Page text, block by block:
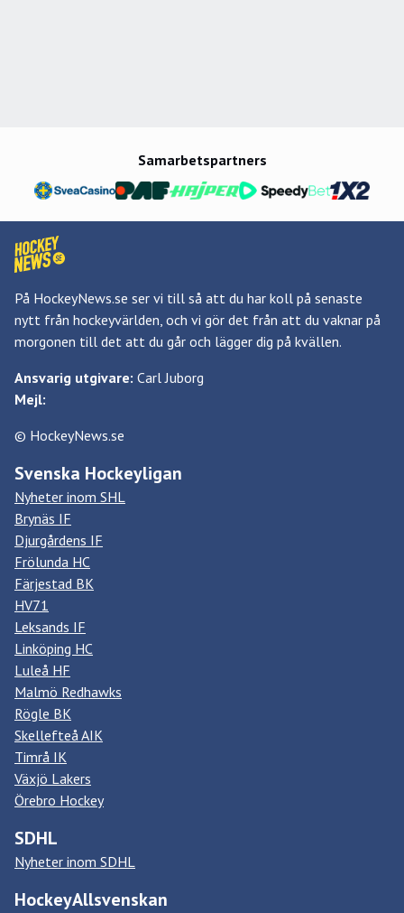
Samarbetspartners
På HockeyNews.se ser vi till så att du har koll på senaste
nytt från hockeyvärlden, och vi gör det från att du vaknar på
morgonen till det att du går och lägger dig på kvällen.
Ansvarig utgivare: Carl Juborg
Mejl:
© HockeyNews.se
Svenska Hockeyligan
Nyheter inom SHL
Brynäs IF
Djurgårdens IF
Frölunda HC
Färjestad BK
HV71
Leksands IF
Linköping HC
Luleå HF
Malmö Redhawks
Rögle BK
Skellefteå AIK
Timrå IK
Växjö Lakers
Örebro Hockey
SDHL
Nyheter inom SDHL
HockeyAllsvenskan